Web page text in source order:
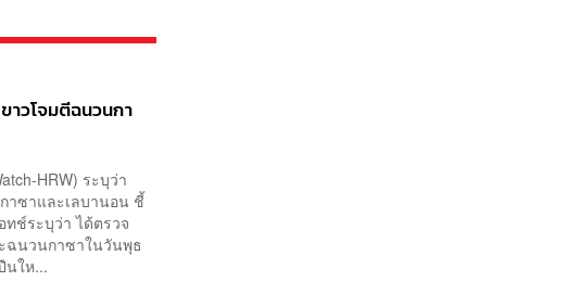
าวโจมตีฉนวนกา
HRW) ระบุว่า
าซาและเลบานอน ชี้
ช์ระบุว่า ได้ตรวจ
ฉนวนกาซาในวันพุธ
นให...